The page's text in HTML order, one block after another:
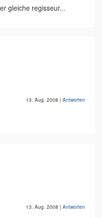
gleiche regisseur...
13. Aug. 2008 | Antworten
13. Aug. 2008 | Antworten